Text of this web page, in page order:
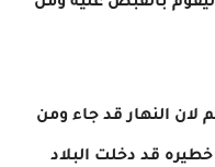
لان النهار قد جاء ومن
قد دخلت البلاد